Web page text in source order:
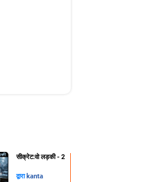
सीक्रेट:वो लड़की - 2
द्वारा kanta